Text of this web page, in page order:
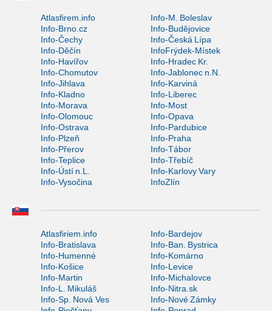
Atlasfirem.info
Info-M. Boleslav
Info-Brno.cz
Info-Budějovice
Info-Čechy
Info-Česká Lípa
Info-Děčín
InfoFrýdek-Místek
Info-Havířov
Info-Hradec Kr.
Info-Chomutov
Info-Jablonec n.N.
Info-Jihlava
Info-Karviná
Info-Kladno
Info-Liberec
Info-Morava
Info-Most
Info-Olomouc
Info-Opava
Info-Ostrava
Info-Pardubice
Info-Plzeň
Info-Praha
Info-Přerov
Info-Tábor
Info-Teplice
Info-Třebíč
Info-Ústí n.L.
Info-Karlovy Vary
Info-Vysočina
InfoZlín
Atlasfiriem.info
Info-Bardejov
Info-Bratislava
Info-Ban. Bystrica
Info-Humenné
Info-Komárno
Info-Košice
Info-Levice
Info-Martin
Info-Michalovce
Info-L. Mikuláš
Info-Nitra.sk
Info-Sp. Nová Ves
Info-Nové Zámky